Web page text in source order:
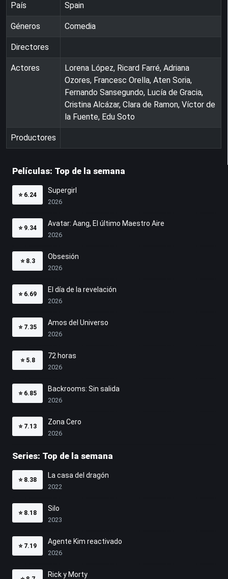
País Spain
Géneros Comedia
Directores
Actores
Lorena López, Ricard Farré, Adriana
Ozores, Francesc Orella, Aten Soria,
Fernando Sansegundo, Lucía de Gracia,
Cristina Alcázar, Clara de Ramon, Víctor de
la Fuente, Edu Soto
Productores
Películas: Top de la semana
⭐ 6.24
Supergirl
2026
⭐ 9.34
Avatar: Aang, El último Maestro Aire
2026
⭐ 8.3
Obsesión
2026
⭐ 6.69
El día de la revelación
2026
⭐ 7.35
Amos del Universo
2026
⭐ 5.8
72 horas
2026
⭐ 6.85
Backrooms: Sin salida
2026
⭐ 7.13
Zona Cero
2026
Series: Top de la semana
⭐ 8.38
La casa del dragón
2022
⭐ 8.18
Silo
2023
⭐ 7.19
Agente Kim reactivado
2026
Rick y Morty